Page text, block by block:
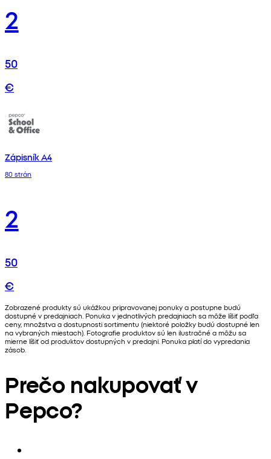
2
50
€
Zápisník A4
80 strán
2
50
€
Zobrazené produkty sú ukážkou pripravovanej ponuky a postupne budú
dostupné v predajniach. Ponuka v jednotlivých predajniach sa môže líšiť podľa
ceny, množstva a dostupnosti sortimentu (niektoré položky budú dostupné len
na vybraných miestach). Fotografie produktov sú len ilustračné a môžu sa
mierne líšiť od produktov dostupných v predajni. Ponuka platí do vypredania
zásob.
Prečo nakupovať v
Pepco?